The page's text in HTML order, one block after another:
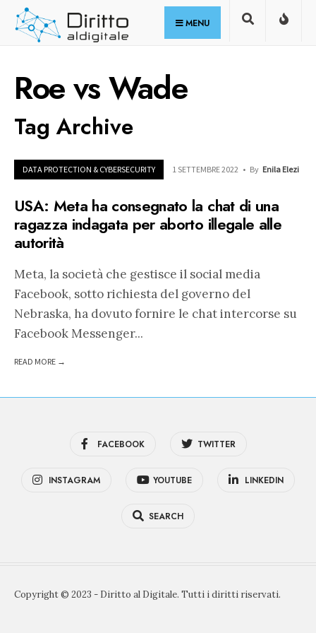
Skip
MENU
Roe vs Wade
Tag Archive
DATA PROTECTION & CYBERSECURITY 1 SETTEMBRE 2022 • By Enila Elezi
USA: Meta ha consegnato la chat di una
ragazza indagata per aborto illegale alle
autorità
Meta, la società che gestisce il social media
Facebook, sotto richiesta del governo del
Nebraska, ha dovuto fornire le chat intercorse su
Facebook Messenger...
READ MORE →
FACEBOOK TWITTER
INSTAGRAM YOUTUBE LINKEDIN
SEARCH
Copyright © 2023 - Diritto al Digitale. Tutti i diritti riservati.